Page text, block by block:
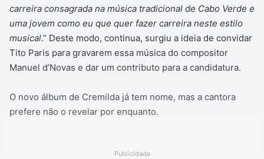
carreira consagrada na música tradicional de Cabo Verde e
uma jovem como eu que quer fazer carreira neste estilo
musical.” Deste modo, continua, surgiu a ideia de convidar
Tito Paris para gravarem essa música do compositor
Manuel d’Novas e dar um contributo para a candidatura.
O novo álbum de Cremilda já tem nome, mas a cantora
prefere não o revelar por enquanto.
Publicidade